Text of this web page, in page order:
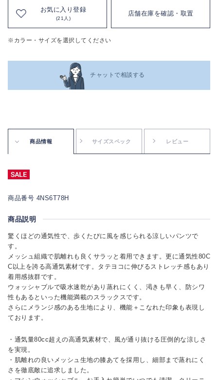
お気に入り登録
(21人)
店舗在庫を確認・取置
※カラー・サイズを選択してください
チャットで相談する
商品情報 サイズスペック レビュー
商品番号 4NS6T78H
商品説明
驚くほどの通気性で、歩くたびに風を感じられる涼しいパンツで
す。
メッシュ組織で肌離れも良くサラッと着用できます。更に通気性80C
C以上を誇る高通気素材です。タテヨコに伸びるストレッチ感もあり
着用感抜群です。
ウォッシャブルで吸水速乾があり蒸れにくく、渇きも早く、防シワ
性もあるといった機能満載のスラックスです。
さらにメランジ感のある生地により、機能＋こなれた印象も表現し
ております。
・通気量80cc超えの高通気素材で、風が通り抜ける圧倒的な涼しさ
を実現。
・肌離れの良いメッシュ生地の膝あてを採用し、細部まで蒸れにく
さを徹底敵に追求しました。